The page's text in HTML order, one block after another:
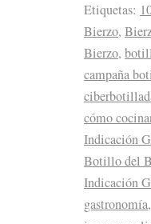
Etiquetas:
Bierzo,
Bierzo,
campaña
cómo
Indicación
Botillo del
Indicación
gastronomía,